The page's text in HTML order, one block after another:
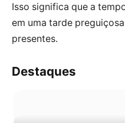
Isso significa que a
em uma tarde
presentes.
Destaques